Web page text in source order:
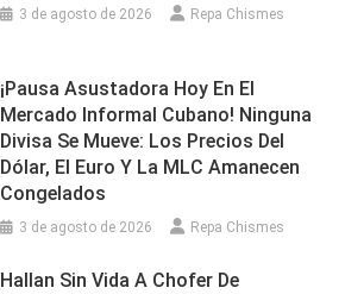
3 de agosto de 2026 Repa Chismes
¡Pausa Asustadora Hoy En El
Mercado Informal Cubano! Ninguna
Divisa Se Mueve: Los Precios Del
Dólar, El Euro Y La MLC Amanecen
Congelados
3 de agosto de 2026 Repa Chismes
Hallan Sin Vida A Chofer De